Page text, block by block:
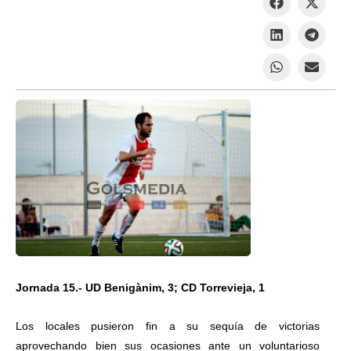
Jornada 15.- UD Benigànim, 3; CD Torrevieja, 1
Los locales pusieron fin a su sequía de victorias
aprovechando bien sus ocasiones ante un voluntarioso